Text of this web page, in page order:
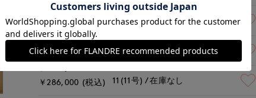
￥286,000 (税込)
07(7号) 在庫なし
09(9号) 残りわずか
11(11号) 在庫なし